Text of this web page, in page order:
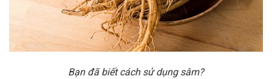
Bạn đã biết cách sử dụng sâm?